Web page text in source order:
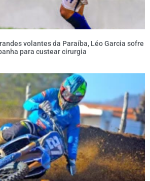
volantes da Paraíba, Léo Garcia sofre
para custear cirurgia